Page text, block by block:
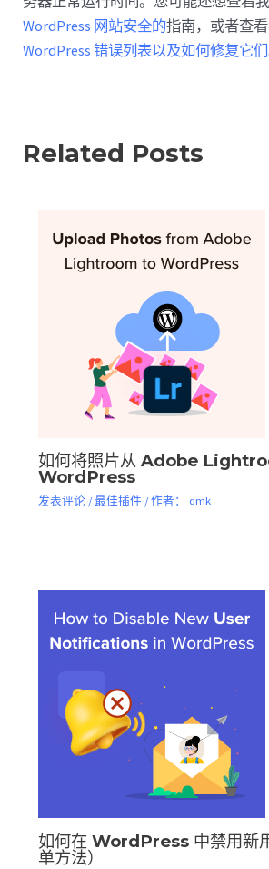
WordPress 网站安全的指南，或者查
WordPress 错误列表以及如何修复它们
Related Posts
如何将照片从 Adob​​e
WordPress
发表评论 /最佳插件/ 作者： qmk
如何在 WordPress 中禁用新
单方法）